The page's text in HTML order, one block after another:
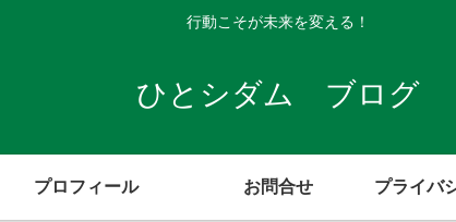
行動こそが未来を変える！
ひとシダム ブログ
プロフィール お問合せ